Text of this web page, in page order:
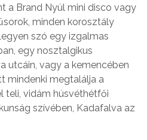
a Brand Nyúl mini disco vagy
minden korosztály
szó egy izgalmas
egy nosztalgikus
utcáin, vagy a kemencében
mindenki megtalálja a
teli, vidám húsvéthétfői
szívében, Kadafalva az